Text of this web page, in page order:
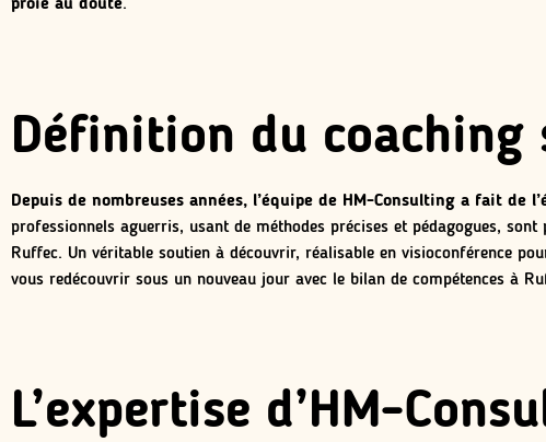
proie au doute.
Définition du coaching
Depuis de nombreuses années, l’équipe de HM-Consulting a fait
professionnels aguerris, usant de méthodes précises et pédagogues,
Ruffec. Un véritable soutien à découvrir, réalisable en visioconférence
vous redécouvrir sous un nouveau jour avec le bilan de compétences à
L’expertise d’HM-